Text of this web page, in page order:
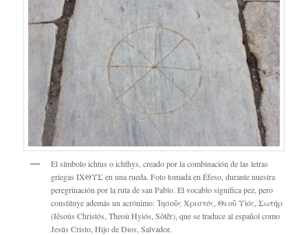
El símbolo ichtus o ichthys, creado por la combinación de las letras
griegas ΙΧΘΥΣ en una rueda. Foto tomada en Éfeso, durante nuestra
peregrinación por la ruta de san Pablo. El vocablo significa pez, pero
constituye además un acrónimo: Ἰησοῦς Χριστός, Θεοῦ Υἱός, Σωτήρ
(Iēsoûs Christós, Theoû Hyiós, Sōtḗr), que se traduce al español como
Jesús Cristo, Hijo de Dios, Salvador.